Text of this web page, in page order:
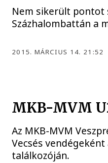
Nem sikerült pontot
Százhalombattán a
2015. MÁRCIUS 14. 21:52
MKB-MVM
Az MKB-MVM
Vecsés
találkozóján.